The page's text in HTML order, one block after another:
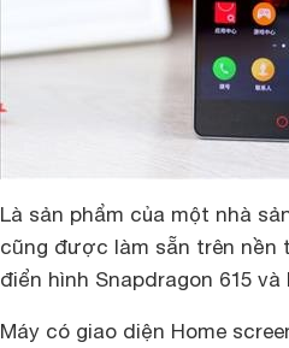
Là sản phẩm của một nhà
cũng được làm sẵn trên nền
điển hình Snapdragon 615 và
Máy có giao diện Home